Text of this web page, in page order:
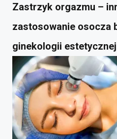
Zastrzyk orgazmu –
zastosowanie osocza
ginekologii estetycznej